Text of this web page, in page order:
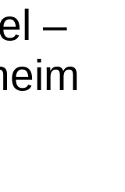
–